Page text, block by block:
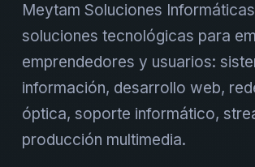
Meytam Soluciones
soluciones tecnológicas para
emprendedores y usuarios:
información, desarrollo web,
óptica, soporte informático,
producción multimedia.